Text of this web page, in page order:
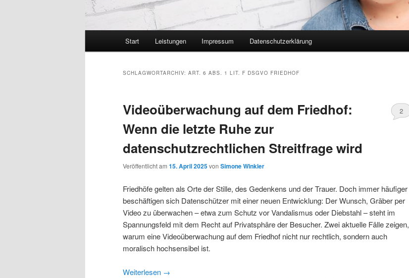
Start Leistungen Impressum Datenschutzerklärung
SCHLAGWORTARCHIV: ART. 6 ABS. 1 LIT. F DSGVO FRIEDHOF
Videoüberwachung auf dem Friedhof:
Wenn die letzte Ruhe zur
datenschutzrechtlichen Streitfrage wird
Veröffentlicht am 15. April 2025von Simone Winkler
2
Friedhöfe gelten als Orte der Stille, des Gedenkens und der Trauer. Doch immer häufiger
beschäftigen sich Datenschützer mit einer neuen Entwicklung: Der Wunsch, Gräber per
Video zu überwachen – etwa zum Schutz vor Vandalismus oder Diebstahl – steht im
Spannungsfeld mit dem Recht auf Privatsphäre der Besucher. Zwei aktuelle Fälle zeigen,
warum eine Videoüberwachung auf dem Friedhof nicht nur rechtlich, sondern auch
moralisch hochsensibel ist.
Weiterlesen →